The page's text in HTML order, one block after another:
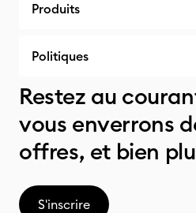
Produits
Politiques
Restez au
vous enverrons
offres, et bien
S'inscrire